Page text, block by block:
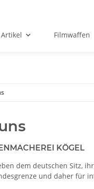
Artikel Filmwaffen
KÖGEL
dem deutschen Sitz,
und daher für